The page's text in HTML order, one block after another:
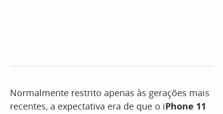
Normalmente restrito apenas às gerações mais
recentes, a expectativa era de que o iPhone 11